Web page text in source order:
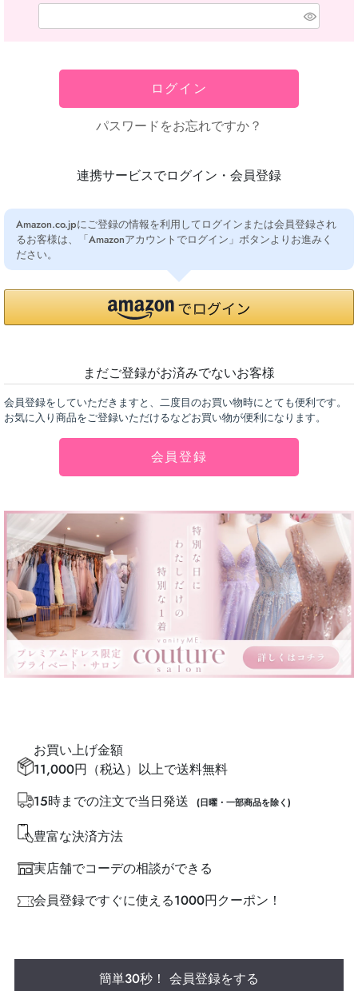
(必
須)
ログイン
パスワードをお忘れですか？
連携サービスでログイン・会員登録
Amazon.co.jpにご登録の情報を利用してログインまたは会員登録され
るお客様は、「Amazonアカウントでログイン」ボタンよりお進みく
ださい。
まだご登録がお済みでないお客様
会員登録をしていただきますと、二度目のお買い物時にとても便利です。
お気に入り商品をご登録いただけるなどお買い物が便利になります。
会員登録
お買い上げ金額
11,000円（税込）以上で送料無料
15時までの注文で当日発送
(日曜・一部商品を除く)
豊富な決済方法
実店舗でコーデの相談ができる
会員登録ですぐに使える1000円クーポン！
簡単30秒！ 会員登録をする